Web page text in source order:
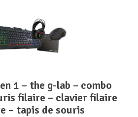
filaire – clavier filaire
– tapis de souris